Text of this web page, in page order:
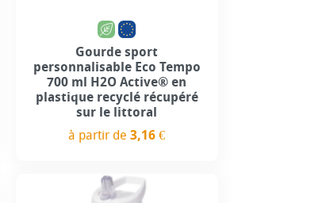
Gourde sport
personnalisable Eco Tempo
700 ml H2O Active® en
plastique recyclé récupéré
sur le littoral
à partir de3,16 €